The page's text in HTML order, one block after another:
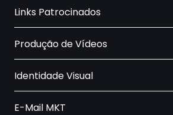
Links Patrocinados
Produção de Vídeos
Identidade Visual
E-Mail MKT